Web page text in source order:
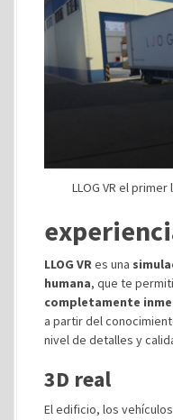
LLOG VR el
LLOG VRes una
humana, que te
completamente
a partir del
nivel de detalles y
3D real
El edificio, los